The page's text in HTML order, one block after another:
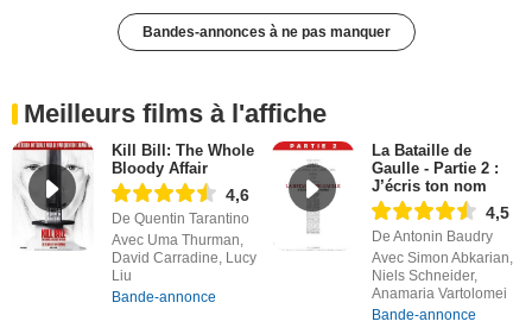
Bandes-annonces à ne pas manquer
Meilleurs films à l'affiche
Kill Bill: The Whole
Bloody Affair
4,6
De Quentin Tarantino
Avec Uma Thurman,
David Carradine, Lucy
Liu
Bande-annonce
La Bataille de
Gaulle - Partie 2 :
J’écris ton nom
4,5
De Antonin Baudry
Avec Simon Abkarian,
Niels Schneider,
Anamaria Vartolomei
Bande-annonce